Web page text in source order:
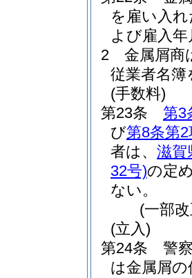
を雇い入
よび雇入
2
金属屑商
従業者名
(手数料)
第23条
第3
び第8条第2
者は、 滋賀
32号)の定
ない。
(一部
(立入)
第24条
警
は金属屑